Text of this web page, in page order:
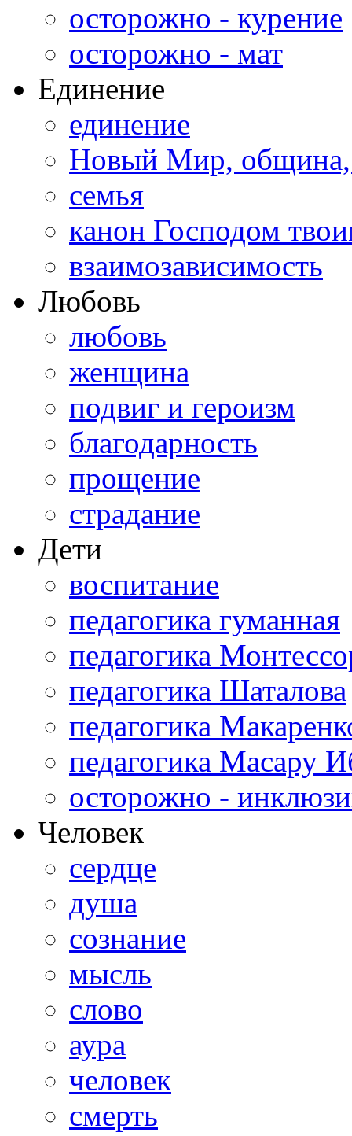
осторожно - курение
осторожно - мат
Единение
единение
Новый Мир,
семья
канон Господом
взаимозависимость
Любовь
любовь
женщина
подвиг и героизм
благодарность
прощение
страдание
Дети
воспитание
педагогика гуманная
педагогика
педагогика Шаталова
педагогика
педагогика Масару
осторожно -
Человек
сердце
душа
сознание
мысль
слово
аура
человек
смерть